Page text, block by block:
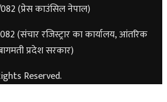
(प्रेस काउंसिल नेपाल)
(संचार रजिस्ट्रार का कार्यालय, आंतरिक
प्रदेश सरकार)
Reserved.